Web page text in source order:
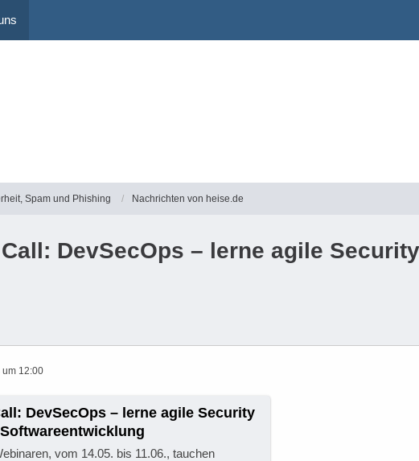
Spam und Phishing Nachrichten von heise.de
DevSecOps – lerne agile
um 12:00
DevSecOps – lerne agile Security
vom 14.05. bis 11.06., tauchen